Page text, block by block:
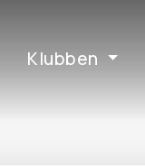
Klubben